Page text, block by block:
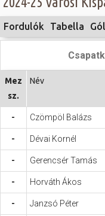
Sport
Szabadidő
Hasznos
Fordulók Tabella
Mez
sz.
Név
- Czömpöl Balázs
- Dévai Kornél
- Gerencsér Tamás
- Horváth Ákos
- Janzsó Péter